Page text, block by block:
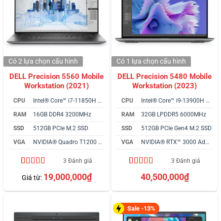
DELL Precision 5560 Mobile
Workstation (2021)
CPU
Intel® Core™ i7-11850H vPro
RAM
16GB DDR4 3200MHz
SSD
512GB PCIe M.2 SSD
VGA
NVIDIA® Quadro T1200 4GB
trên 5
dựa trên
3 Đánh giá
Giá từ: 19,000,000₫
Có 2 lựa chọn cấu hình
DELL Precision 5480 Mobile
Workstation (2023)
CPU
Intel® Core™ i9-13900H vPro
RAM
32GB LPDDR5 6000MHz
SSD
512GB PCIe Gen4 M.2 SSD
VGA
NVIDIA® RTX™ 3000 Ada 8GB
4.33trên 5
dựa trên
3 Đánh giá
40,500,000₫
Có 1 lựa chọn cấu hình
Sale -13%